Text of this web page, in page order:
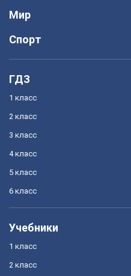
Мир
Спорт
ГДЗ
1 класс
2 класс
3 класс
4 класс
5 класс
6 класс
Учебники
1 класс
2 класс